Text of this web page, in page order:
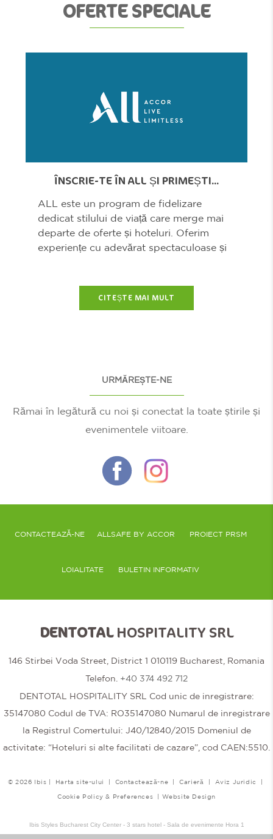
OFERTE SPECIALE
ÎNSCRIE-TE ÎN ALL ȘI PRIMEȘTI...
ALL este un program de fidelizare
dedicat stilului de viață care merge mai
departe de oferte și hoteluri. Oferim
experiențe cu adevărat spectaculoase și
CITEȘTE MAI MULT
URMĂREȘTE-NE
Rămai în legătură cu noi și conectat la toate știrile și
evenimentele viitoare.
CONTACTEAZĂ-NE ALLSAFE BY ACCOR PROIECT PRSM
LOIALITATE BULETIN INFORMATIV
DENTOTALHOSPITALITY SRL
146 Stirbei Voda Street, District 1 010119 Bucharest, Romania
Telefon. +40 374 492 712
DENTOTAL HOSPITALITY SRL Cod unic de inregistrare:
35147080 Codul de TVA: RO35147080 Numarul de inregistrare
la Registrul Comertului: J40/12840/2015 Domeniul de
activitate: “Hoteluri si alte facilitati de cazare”, cod CAEN:5510.
© 2026 Ibis | Harta site-ului | Contactează-ne |Carieră | Aviz Juridic
|
Cookie Policy & Preferences | Website Design
Ibis Styles Bucharest City Center - 3 stars hotel - Sala de evenimente Hora 1